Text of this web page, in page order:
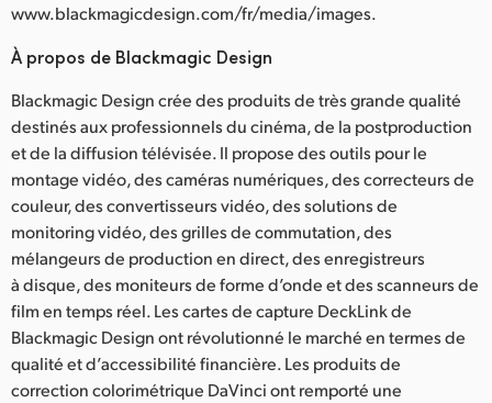
www.blackmagicdesign.com/fr/media/images.
À propos de Blackmagic Design
Blackmagic Design crée des produits de très grande qualité
destinés aux professionnels du cinéma, de la postproduction
et de la diffusion télévisée. Il propose des outils pour le
montage vidéo, des caméras numériques, des correcteurs de
couleur, des convertisseurs vidéo, des solutions de
monitoring vidéo, des grilles de commutation, des
mélangeurs de production en direct, des enregistreurs
à disque, des moniteurs de forme d’onde et des scanneurs de
film en temps réel. Les cartes de capture DeckLink de
Blackmagic Design ont révolutionné le marché en termes de
qualité et d’accessibilité financière. Les produits de
correction colorimétrique DaVinci ont remporté une